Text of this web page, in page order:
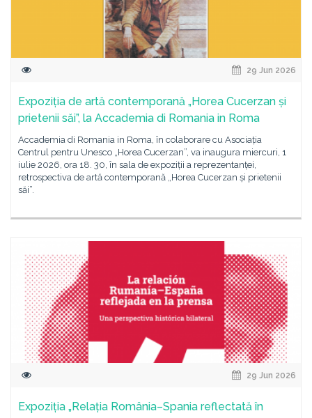
29 Jun 2026
Expoziția de artă contemporană „Horea Cucerzan și
prietenii săi”, la Accademia di Romania in Roma
Accademia di Romania in Roma, în colaborare cu Asociația
Centrul pentru Unesco „Horea Cucerzan”, va inaugura miercuri, 1
iulie 2026, ora 18. 30, în sala de expoziții a reprezentanței,
retrospectiva de artă contemporană „Horea Cucerzan și prietenii
săi”.
29 Jun 2026
Expoziția „Relația România–Spania reflectată în